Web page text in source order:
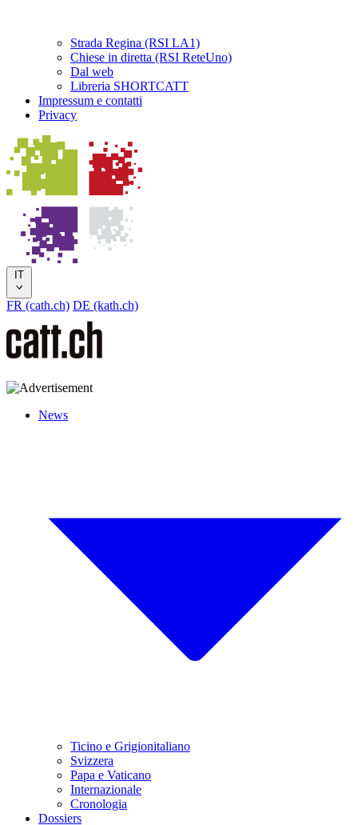
Strada Regina (RSI LA1)
Chiese in diretta (RSI ReteUno)
Dal web
Libreria SHORTCATT
Impressum e contatti
Privacy
IT
FR (cath.ch) DE (kath.ch)
News
Ticino e Grigionitaliano
Svizzera
Papa e Vaticano
Internazionale
Cronologia
Dossiers